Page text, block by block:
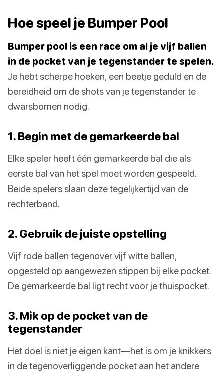
Hoe speel je Bumper Pool
Bumper pool is een race om al je vijf ballen
in de pocket van je tegenstander te spelen.
Je hebt scherpe hoeken, een beetje geduld en de
bereidheid om de shots van je tegenstander te
dwarsbomen nodig.
1. Begin met de gemarkeerde bal
Elke speler heeft één gemarkeerde bal die als
eerste bal van het spel moet worden gespeeld.
Beide spelers slaan deze tegelijkertijd van de
rechterband.
2. Gebruik de juiste opstelling
Vijf rode ballen tegenover vijf witte ballen,
opgesteld op aangewezen stippen bij elke pocket.
De gemarkeerde bal ligt recht voor je thuispocket.
3. Mik op de pocket van de
tegenstander
Het doel is niet je eigen kant—het is om je knikkers
in de tegenoverliggende pocket aan het andere